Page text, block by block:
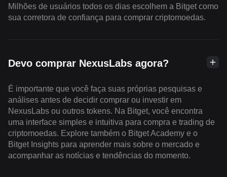
Milhões de usuários todos os dias escolhem a Bitget como
sua corretora de confiança para comprar criptomoedas.
Devo comprar NexusLabs agora?
É importante que você faça suas próprias pesquisas e
análises antes de decidir comprar ou investir em
NexusLabs ou outros tokens. Na Bitget, você encontra
uma interface simples e intuitiva para compra e trading de
criptomoedas. Explore também o Bitget Academy e o
Bitget Insights para aprender mais sobre o mercado e
acompanhar as notícias e tendências do momento.